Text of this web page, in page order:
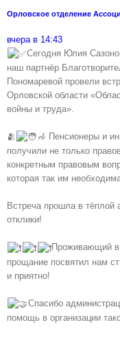
Орловское отделение
вчера в 14:43
Сегодня Юлия
наш партнёр
Пономаревой провели
Орловской области
войны и труда».
🫂
‍🦽 Пенсионеры и
получили не только
конкретным правовым
которая так им
Встреча прошла в
отклики!
Проживающий
прощание посвятил нам
и приятно!
Спасибо
помощь в организации